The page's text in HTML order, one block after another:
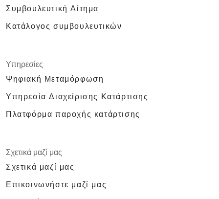
Συμβουλευτική Αίτημα
Κατάλογος συμβουλευτικών
Υπηρεσίες
Ψηφιακή Μεταμόρφωση
Υπηρεσία Διαχείρισης Κατάρτισης
Πλατφόρμα παροχής κατάρτισης
Σχετικά μαζί μας
Σχετικά μαζί μας
Επικοινωνήστε μαζί μας